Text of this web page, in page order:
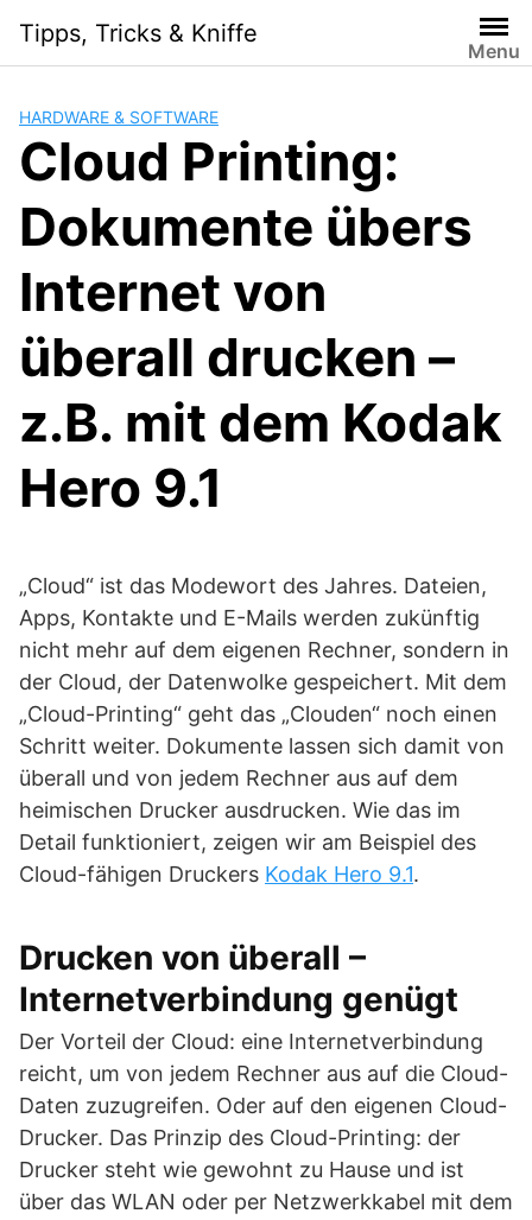
content
Tipps, Tricks & Kniffe
Menu
HARDWARE & SOFTWARE
Cloud Printing:
Dokumente übers
Internet von
überall drucken –
z.B. mit dem Kodak
Hero 9.1
„Cloud“ ist das Modewort des Jahres. Dateien,
Apps, Kontakte und E-Mails werden zukünftig
nicht mehr auf dem eigenen Rechner, sondern in
der Cloud, der Datenwolke gespeichert. Mit dem
„Cloud-Printing“ geht das „Clouden“ noch einen
Schritt weiter. Dokumente lassen sich damit von
überall und von jedem Rechner aus auf dem
heimischen Drucker ausdrucken. Wie das im
Detail funktioniert, zeigen wir am Beispiel des
Cloud-fähigen Druckers Kodak Hero 9.1.
Drucken von überall –
Internetverbindung genügt
Der Vorteil der Cloud: eine Internetverbindung
reicht, um von jedem Rechner aus auf die Cloud-
Daten zuzugreifen. Oder auf den eigenen Cloud-
Drucker. Das Prinzip des Cloud-Printing: der
Drucker steht wie gewohnt zu Hause und ist
über das WLAN oder per Netzwerkkabel mit dem